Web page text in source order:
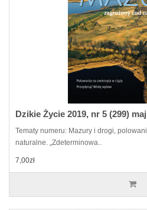
Dzikie Życie 2019, nr 5 (299)
Tematy numeru: Mazury i drogi,
naturalne. „Zdeterminowa..
7,00zł